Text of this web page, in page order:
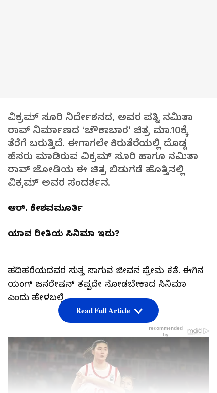
ವಿಕ್ರಮ್‌ ಸೂರಿ ನಿರ್ದೇಶನದ, ಅವರ ಪತ್ನಿ ನಮಿತಾ
ರಾವ್‌ ನಿರ್ಮಾಣದ ‘ಚೌಕಾಬಾರ’ ಚಿತ್ರ ಮಾ.10ಕ್ಕೆ
ತೆರೆಗೆ ಬರುತ್ತಿದೆ. ಈಗಾಗಲೇ ಕಿರುತೆರೆಯಲ್ಲಿ ದೊಡ್ಡ
ಹೆಸರು ಮಾಡಿರುವ ವಿಕ್ರಮ್‌ ಸೂರಿ ಹಾಗೂ ನಮಿತಾ
ರಾವ್‌ ಜೋಡಿಯ ಈ ಚಿತ್ರ ಬಿಡುಗಡೆ ಹೊತ್ತಿನಲ್ಲಿ
ವಿಕ್ರಮ್‌ ಅವರ ಸಂದರ್ಶನ.
ಆರ್‌. ಕೇಶವಮೂರ್ತಿ
ಯಾವ ರೀತಿಯ ಸಿನಿಮಾ ಇದು?
ಹದಿಹರೆಯದವರ ಸುತ್ತ ಸಾಗುವ ಜೀವನ ಪ್ರೇಮ ಕತೆ. ಈಗಿನ
ಯಂಗ್‌ ಜನರೇಷನ್‌ ತಪ್ಪದೇ ನೋಡಬೇಕಾದ ಸಿನಿಮಾ
ಎಂದು ಹೇಳಬಲ್ಲೆ.
Read Full Article